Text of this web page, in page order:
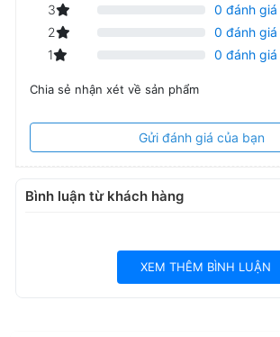
Giao diện thân thiện giúp theo dõi dung
và trạng thái mạng nhanh chóng.
Ảnh thực tế khi mua kèm
Hướng dẫn sử dụng Speed Wi-Fi 5G X11 -
3
0 đánh giá
2
0 đánh giá
1
0 đánh giá
Chia sẻ nhận xét về sản phẩm
Gửi đánh giá của bạn
Bình luận từ khách hàng
XEM THÊM BÌNH LUẬN